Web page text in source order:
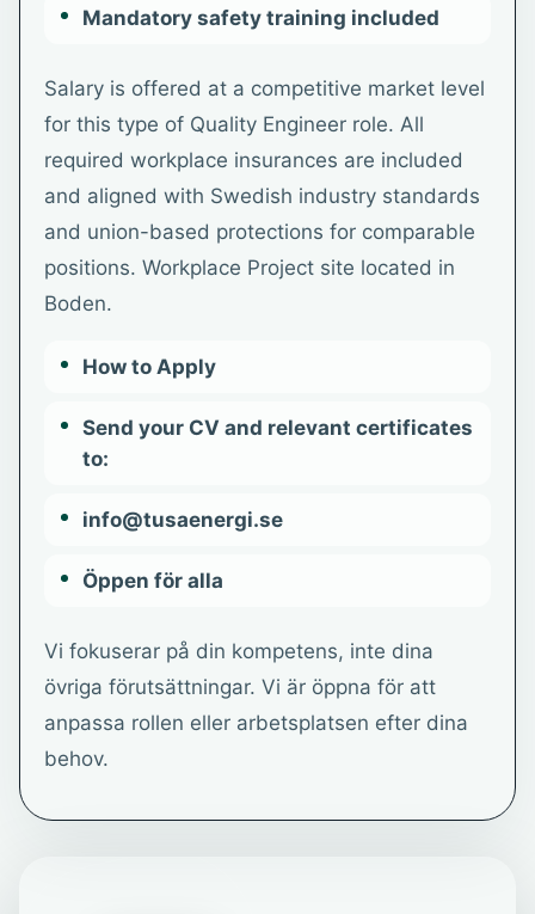
Mandatory safety training included
Salary is offered at a competitive market level
for this type of Quality Engineer role. All
required workplace insurances are included
and aligned with Swedish industry standards
and union-based protections for comparable
positions. Workplace Project site located in
Boden.
How to Apply
Send your CV and relevant certificates
to:
info@tusaenergi.se
Öppen för alla
Vi fokuserar på din kompetens, inte dina
övriga förutsättningar. Vi är öppna för att
anpassa rollen eller arbetsplatsen efter dina
behov.